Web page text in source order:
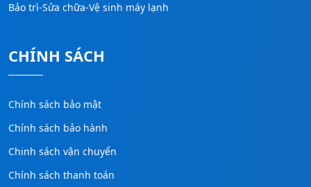
Bảo trì-Sửa chữa-Vệ sinh máy lạnh
CHÍNH SÁCH
Chính sách bảo mật
Chính sách bảo hành
Chinh sách vận chuyển
Chính sách thanh toán